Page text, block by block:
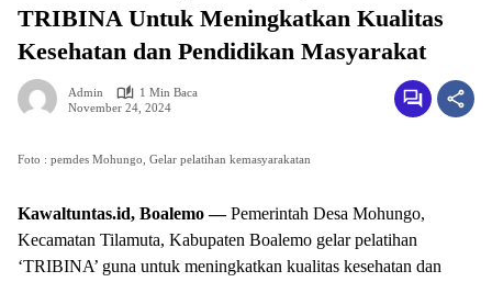
TRIBINA Untuk Meningkatkan Kualitas
Kesehatan dan Pendidikan Masyarakat
Admin
1 Min Baca
November 24, 2024
Foto : pemdes Mohungo, Gelar pelatihan kemasyarakatan
Kawaltuntas.id, Boalemo —Pemerintah Desa Mohungo,
Kecamatan Tilamuta, Kabupaten Boalemo gelar pelatihan
‘TRIBINA’ guna untuk meningkatkan kualitas kesehatan dan